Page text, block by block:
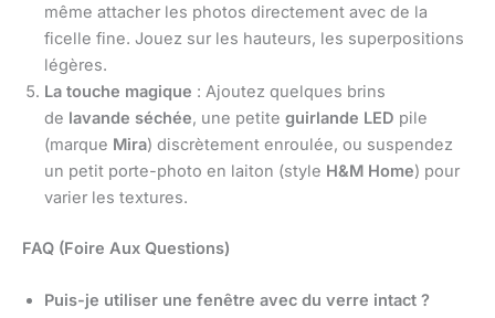
même attacher les photos directement avec de la
ficelle fine. Jouez sur les hauteurs, les superpositions
légères.
La touche magique : Ajoutez quelques brins
de lavande séchée, une petite guirlande LED pile
(marque Mira) discrètement enroulée, ou suspendez
un petit porte-photo en laiton (style H&M Home) pour
varier les textures.
FAQ (Foire Aux Questions)
Puis-je utiliser une fenêtre avec du verre intact ?